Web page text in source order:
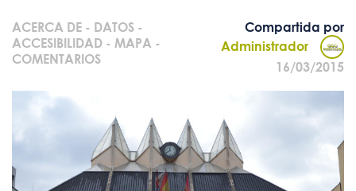
ACERCA DE - DATOS -
ACCESIBILIDAD - MAPA -
COMENTARIOS
Compartida por
Administrador
16/03/2015